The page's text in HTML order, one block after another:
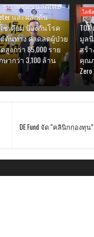
ขยายชุมชนลดเค็ม
และผลักดัน
เดียม ป้องกันโรค
ต่ต้นทาง คาดลดผู้ป่วย
งกว่า 85,000 ราย
ากว่า 3,100 ล้าน
ไลฟ์
มูล
สร้
คุณ
DE Fund จัด “คลินิกกอง